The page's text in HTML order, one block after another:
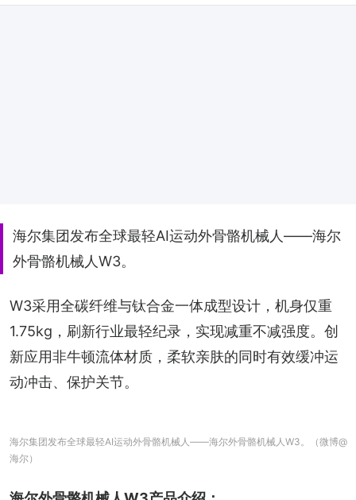
海尔集团发布全球最轻AI运动外骨骼机械人——海尔
外骨骼机械人W3。
W3采用全碳纤维与钛合金一体成型设计，机身仅重
1.75kg，刷新行业最轻纪录，实现减重不减强度。创
新应用非牛顿流体材质，柔软亲肤的同时有效缓冲运
动冲击、保护关节。
海尔集团发布全球最轻AI运动外骨骼机械人——海尔外骨骼机械人W3。（微博@
海尔）